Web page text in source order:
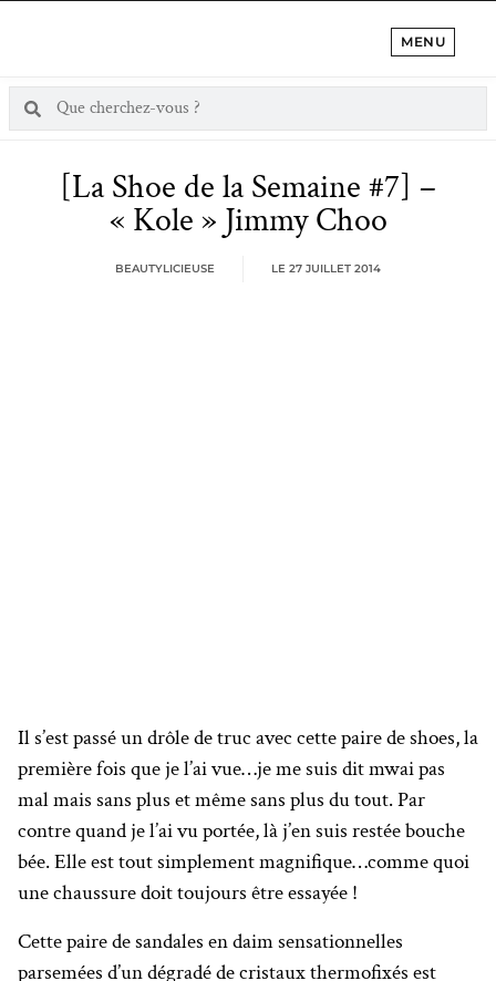
MENU
[La Shoe de la Semaine #7] –
« Kole » Jimmy Choo
BEAUTYLICIEUSE LE 27 JUILLET 2014
Il s’est passé un drôle de truc avec cette paire de shoes, la
première fois que je l’ai vue…je me suis dit mwai pas
mal mais sans plus et même sans plus du tout. Par
contre quand je l’ai vu portée, là j’en suis restée bouche
bée. Elle est tout simplement magnifique…comme quoi
une chaussure doit toujours être essayée !
Cette paire de sandales en daim sensationnelles
parsemées d’un dégradé de cristaux thermofixés est